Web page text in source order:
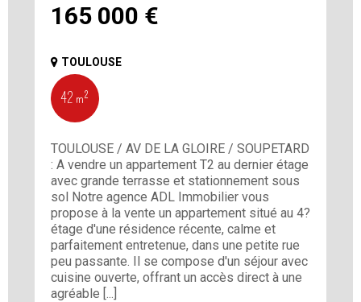
165 000 €
TOULOUSE
42 m²
TOULOUSE / AV DE LA GLOIRE / SOUPETARD
: A vendre un appartement T2 au dernier étage
avec grande terrasse et stationnement sous
sol Notre agence ADL Immobilier vous
propose à la vente un appartement situé au 4?
étage d'une résidence récente, calme et
parfaitement entretenue, dans une petite rue
peu passante. Il se compose d'un séjour avec
cuisine ouverte, offrant un accès direct à une
agréable [...]